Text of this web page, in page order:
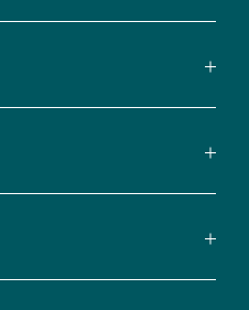
aceptas
comerciales
personalizadas
parte
Redoute.